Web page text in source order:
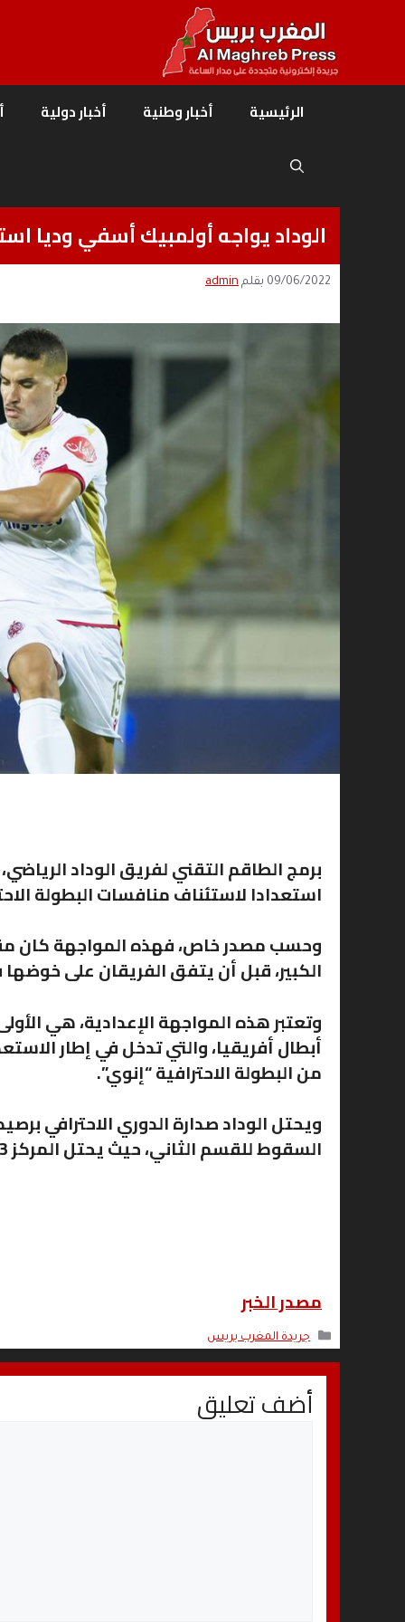
الرئيسية أخبار وطنية أخبار دولية
الوداد يواجه أولمبيك أسفي وديا
09/06/2022 بقلم admin
برمج الطاقم التقني لفريق الوداد
استعدادا لاستئناف منافسات البطولة
وحسب مصدر خاص، فهذه المواجهة كان
الكبير، قبل أن يتفق الفريقان على خوضها
وتعتبر هذه المواجهة الإعدادية، هي
من البطولة الاحترافية “إنوي”.
السقوط للقسم الثاني، حيث يحتل المركز 13 برصيد 27 نقطة.
مصدر الخبر
التصنيفات
جريدة المغرب بريس
أضف تعليق